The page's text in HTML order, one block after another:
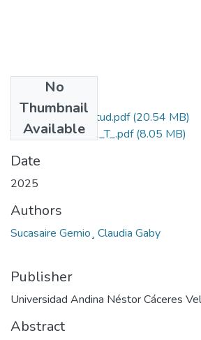
No
Thumbnail
Available
Grado de Similitud.pdf(20.54 MB)
T036_73600472_T_.pdf(8.05 MB)
Date
2025
Authors
Sucasaire Gemio¸ Claudia Gaby
Publisher
Universidad Andina Néstor Cáceres
Abstract